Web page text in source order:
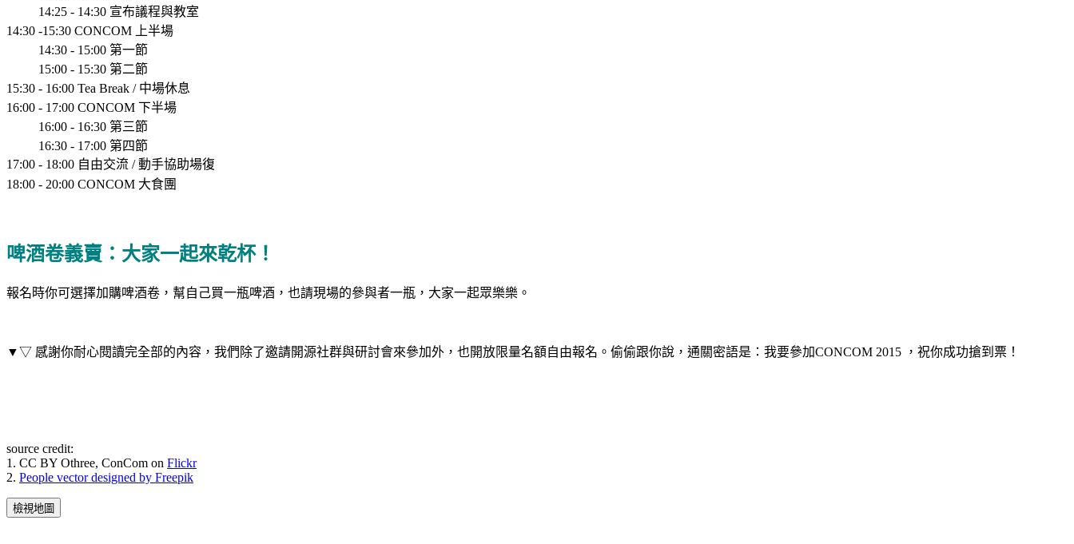
14:25 - 14:30 宣布議程與教室
14:30 -15:30 CONCOM 上半場
14:30 - 15:00 第一節
15:00 - 15:30 第二節
15:30 - 16:00 Tea Break / 中場休息
16:00 - 17:00 CONCOM 下半場
16:00 - 16:30 第三節
16:30 - 17:00 第四節
17:00 - 18:00 自由交流 / 動手協助場復
18:00 - 20:00 CONCOM 大食團
啤酒卷義賣： 大家一起來乾杯！
報名時你可選擇加購啤酒卷，幫自己買一瓶啤酒，也請現場的參與者一瓶，大家一起眾樂樂。
▼▽ 感謝你耐心閱讀完全部的內容，我們除了邀請開源社群與研討會來參加外，也開放限量名額自由報名。偷偷跟你說，通關密語是：我要參加CONCOM 2015 ，祝你成功搶到票！
source credit:
1. CC BY Othree, ConCom on Flickr
2. People vector designed by Freepik
檢視地圖